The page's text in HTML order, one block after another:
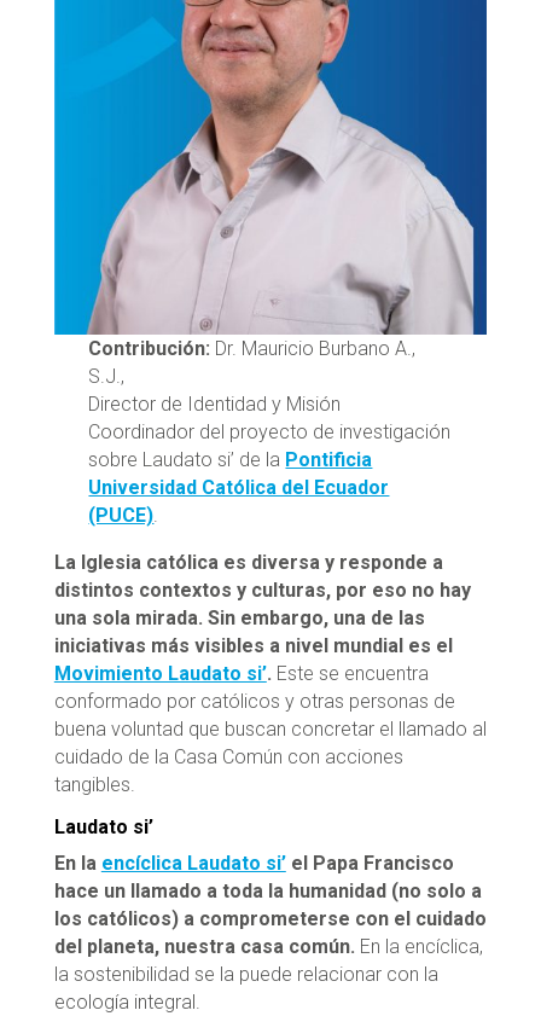
Contribución: Dr. Mauricio Burbano A.,
S.J.,
Director de Identidad y Misión
Coordinador del proyecto de investigación
sobre Laudato si’ de la Pontificia
Universidad Católica del Ecuador
(PUCE).
La Iglesia católica es diversa y responde a
distintos contextos y culturas, por eso no hay
una sola mirada. Sin embargo, una de las
iniciativas más visibles a nivel mundial es el
Movimiento Laudato si’. Este se encuentra
conformado por católicos y otras personas de
buena voluntad que buscan concretar el llamado al
cuidado de la Casa Común con acciones
tangibles.
Laudato si’
En la encíclica Laudato si’el Papa Francisco
hace un llamado a toda la humanidad (no solo a
los católicos) a comprometerse con el cuidado
del planeta, nuestra casa común. En la encíclica,
la sostenibilidad se la puede relacionar con la
ecología integral.